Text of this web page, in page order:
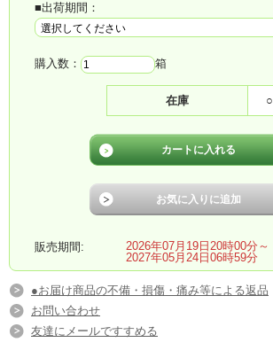
■出荷期間：
購入数： 箱
在庫 ○
販売期間:
2026年07月19日20時00分～
2027年05月24日06時59分
●お届け商品の不備・損傷・痛み等による返品
お問い合わせ
友達にメールですすめる